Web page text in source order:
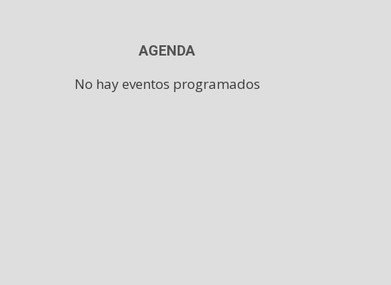
AGENDA
No hay eventos programados